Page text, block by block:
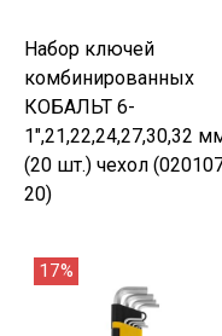
Набор ключей
комбинированных
КОБАЛЬТ 6-
1",21,22,24,27,30,32
(20 шт.) чехол
20)
17%